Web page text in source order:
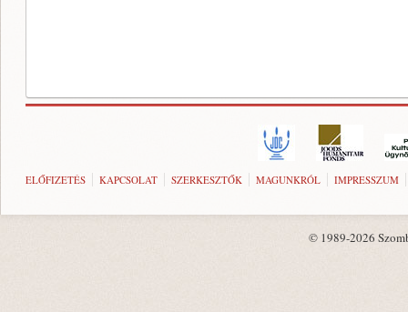
ELŐFIZETÉS KAPCSOLAT SZERKESZTŐK MAGUNKRÓL IMPRESSZUM
© 1989-2026